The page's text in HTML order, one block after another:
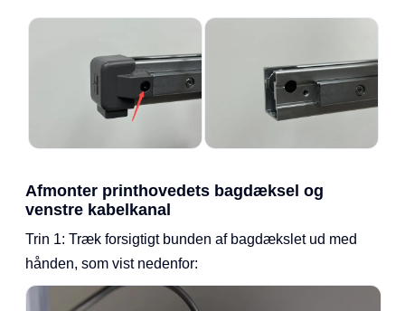
Afmonter printhovedets bagdæksel og
venstre kabelkanal
Trin 1: Træk forsigtigt bunden af bagdækslet ud med
hånden, som vist nedenfor: